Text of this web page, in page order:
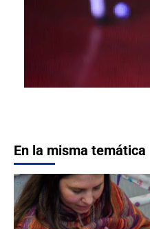
En la misma temática